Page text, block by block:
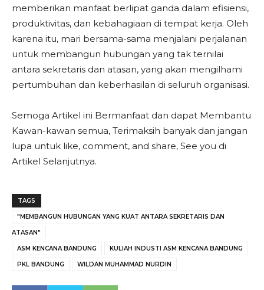
memberikan manfaat berlipat ganda dalam efisiensi,
produktivitas, dan kebahagiaan di tempat kerja. Oleh
karena itu, mari bersama-sama menjalani perjalanan
untuk membangun hubungan yang tak ternilai
antara sekretaris dan atasan, yang akan mengilhami
pertumbuhan dan keberhasilan di seluruh organisasi.
Semoga Artikel ini Bermanfaat dan dapat Membantu
Kawan-kawan semua, Terimaksih banyak dan jangan
lupa untuk like, comment, and share, See you di
Artikel Selanjutnya.
TAGS
"MEMBANGUN HUBUNGAN YANG KUAT ANTARA SEKRETARIS DAN
ATASAN"
ASM KENCANA BANDUNG KULIAH INDUSTI ASM KENCANA BANDUNG
PKL BANDUNG WILDAN MUHAMMAD NURDIN